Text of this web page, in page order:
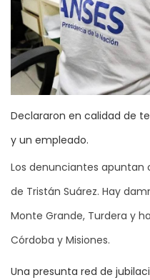
Declararon en calidad de
y un empleado.
Los denunciantes apuntan
de Tristán Suárez. Hay
Monte Grande, Turdera y
Córdoba y Misiones.
Una presunta red de